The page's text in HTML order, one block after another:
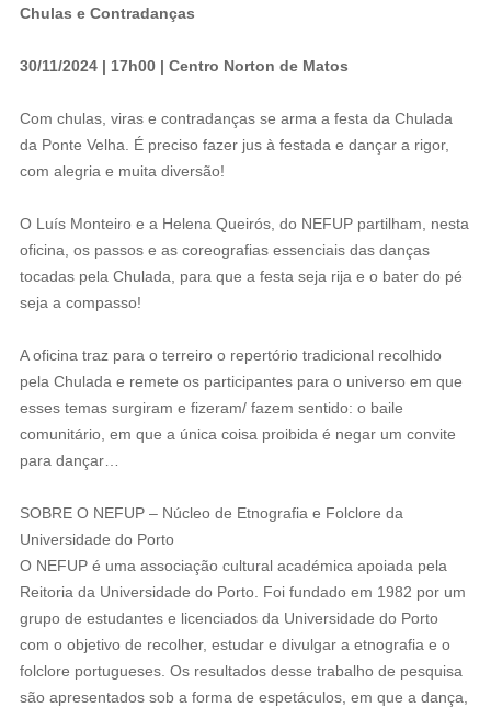
Chulas e Contradanças
30/11/2024 | 17h00 | Centro Norton de Matos
Com chulas, viras e contradanças se arma a festa da Chulada
da Ponte Velha. É preciso fazer jus à festada e dançar a rigor,
com alegria e muita diversão!
O Luís Monteiro e a Helena Queirós, do NEFUP partilham, nesta
oficina, os passos e as coreografias essenciais das danças
tocadas pela Chulada, para que a festa seja rija e o bater do pé
seja a compasso!
A oficina traz para o terreiro o repertório tradicional recolhido
pela Chulada e remete os participantes para o universo em que
esses temas surgiram e fizeram/ fazem sentido: o baile
comunitário, em que a única coisa proibida é negar um convite
para dançar…
SOBRE O NEFUP – Núcleo de Etnografia e Folclore da
Universidade do Porto
O NEFUP é uma associação cultural académica apoiada pela
Reitoria da Universidade do Porto. Foi fundado em 1982 por um
grupo de estudantes e licenciados da Universidade do Porto
com o objetivo de recolher, estudar e divulgar a etnografia e o
folclore portugueses. Os resultados desse trabalho de pesquisa
são apresentados sob a forma de espetáculos, em que a dança,